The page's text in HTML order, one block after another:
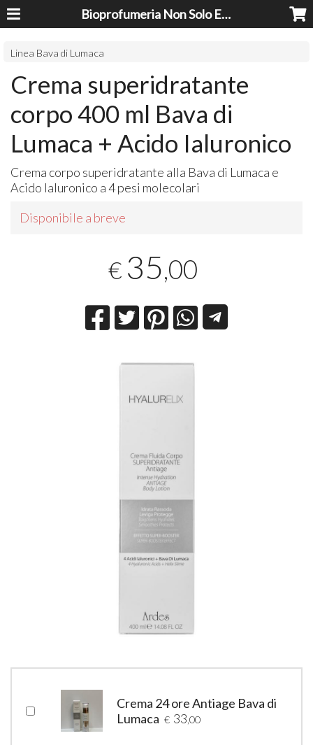
Bioprofumeria Non Solo Essenze
Linea Bava di Lumaca
Crema superidratante
corpo 400 ml Bava di
Lumaca + Acido Ialuronico
Crema corpo superidratante alla Bava di Lumaca e
Acido Ialuronico a 4 pesi molecolari
Disponibile a breve
€ 35,00
Crema 24 ore Antiage Bava di
Lumaca € 33 ,00